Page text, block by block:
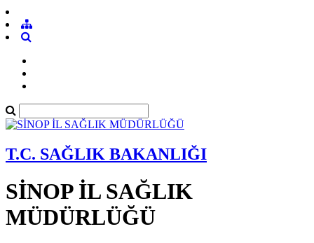
T.C. SAĞLIK BAKANLIĞI
SİNOP İL SAĞLIK
MÜDÜRLÜĞÜ